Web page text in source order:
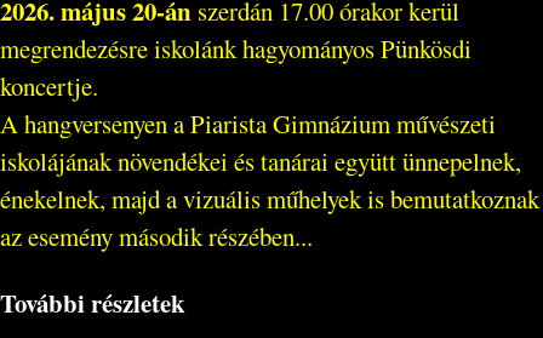
2026. május 20-án szerdán 17.00 órakor kerül
megrendezésre iskolánk hagyományos Pünkösdi
koncertje.
A hangversenyen a Piarista Gimnázium művészeti
iskolájának növendékei és tanárai együtt ünnepelnek,
énekelnek, majd a vizuális műhelyek is bemutatkoznak
az esemény második részében...
További részletek